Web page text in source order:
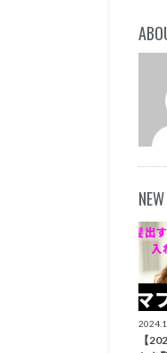
【